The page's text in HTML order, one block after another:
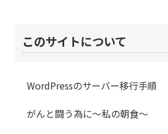
このサイトについて
WordPressのサーバー移行手順
がんと闘う為に～私の朝食～